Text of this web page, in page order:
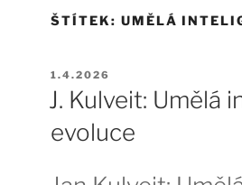
ŠTÍTEK: UMĚLÁ
PUBLIKOVÁNO
1.4.2026
J. Kulveit: Umělá
evoluce